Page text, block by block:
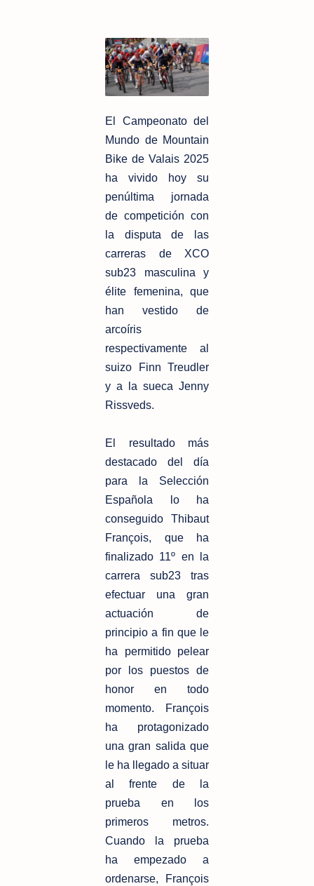
El Campeonato del
Mundo de Mountain
Bike de Valais 2025
ha vivido hoy su
penúltima jornada
de competición con
la disputa de las
carreras de XCO
sub23 masculina y
élite femenina, que
han vestido de
arcoíris
respectivamente al
suizo Finn Treudler
y a la sueca Jenny
Rissveds.
El resultado más
destacado del día
para la Selección
Española lo ha
conseguido Thibaut
François, que ha
finalizado 11º en la
carrera sub23 tras
efectuar una gran
actuación de
principio a fin que le
ha permitido pelear
por los puestos de
honor en todo
momento. François
ha protagonizado
una gran salida que
le ha llegado a situar
al frente de la
prueba en los
primeros metros.
Cuando la prueba
ha empezado a
ordenarse, François